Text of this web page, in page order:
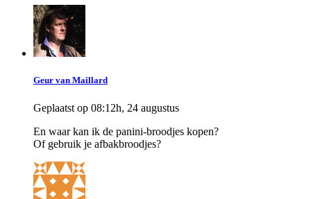
Geur van Maillard
Geplaatst op 08:12h, 24 augustus
En waar kan ik de panini-broodjes kopen?
Of gebruik je afbakbroodjes?